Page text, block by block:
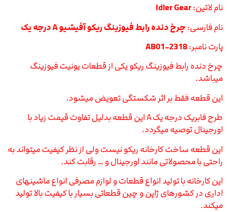
نام لاتین:Idler Gear
نام فارسی: چرخ دنده رابط فیوزینگ ریکو آفیشیو A درجه یک
پارت نامبر:AB01-2318
چرخ دنده رابط فیوزینگ ریکو یکی از قطعات یونیت فیوزینگ
میباشد.
این قطعه فقط بر اثر شکستگی تعویض میشود.
طرح فابریک درجه یک A این قطعه بدلیل تفاوت قیمت زیاد با
اورجینال توصیه میگردد.
این قطعه ساخت کارخانه ریکو نیست ولی از نظر کیفیت میتواند به
راحتی با محصولاتی مانند اورجینال و … رقابت کند.
این کارخانه با تولید انواع قطعات و لوازم مصرفی انواع ماشینهای
اداری در کشورهای ژاپن و چین قطعاتی بسیار با کیفیت بالا تولید
میکند.